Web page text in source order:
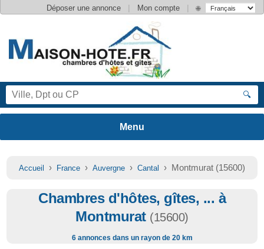
Déposer une annonce | Mon compte | 🌐
🔍
Accueil › France › Auvergne › Cantal › Montmurat (15600)
Chambres d'hôtes, gîtes, ... à
Montmurat (15600)
6 annonces dans un rayon de 20 km